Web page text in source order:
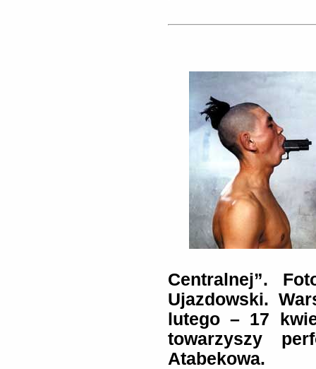
Centralnej”.
Ujazdowski.
lutego – 17
towarzyszy
Atabekowa.